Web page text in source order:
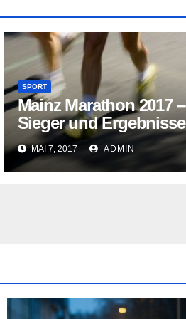
SPORT
Mainz Marathon 2017 –
Sieger und Ergebnisse
MAI 7, 2017 ADMIN